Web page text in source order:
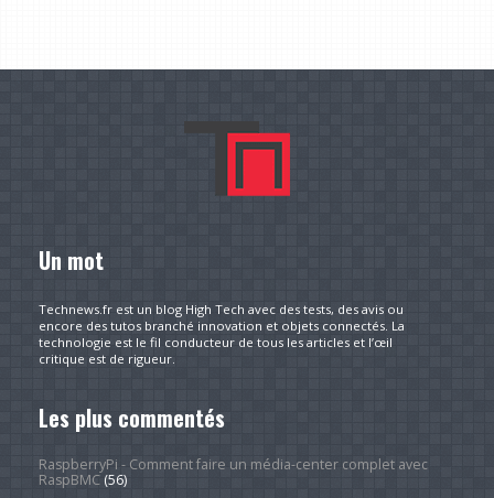
Un mot
Technews.fr est un blog High Tech avec des tests, des avis ou
encore des tutos branché innovation et objets connectés. La
technologie est le fil conducteur de tous les articles et l’œil
critique est de rigueur.
Les plus commentés
RaspberryPi - Comment faire un média-center complet avec
RaspBMC(56)